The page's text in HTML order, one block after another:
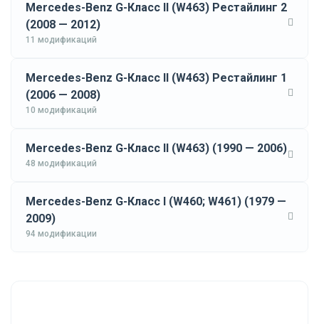
Mercedes-Benz G-Класс II (W463) Рестайлинг 2
(2008 — 2012)
11 модификаций
Mercedes-Benz G-Класс II (W463) Рестайлинг 1
(2006 — 2008)
10 модификаций
Mercedes-Benz G-Класс II (W463) (1990 — 2006)
48 модификаций
Mercedes-Benz G-Класс I (W460; W461) (1979 —
2009)
94 модификации